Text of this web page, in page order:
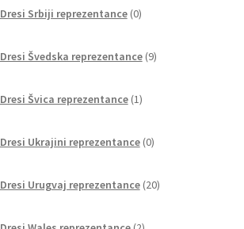
Dresi Srbiji reprezentance 0izdelkov
Dresi Švedska reprezentance 9izdelkov
Dresi Švica reprezentance 1izdelek
Dresi Ukrajini reprezentance 0izdelkov
Dresi Urugvaj reprezentance 20izdelkov